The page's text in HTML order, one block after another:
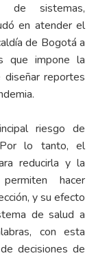
de sistemas,
en atender el
de Bogotá a
que impone la
reportes
riesgo de
Por lo tanto, el
reducirla y la
hacer
y su efecto
de salud a
con esta
decisiones de